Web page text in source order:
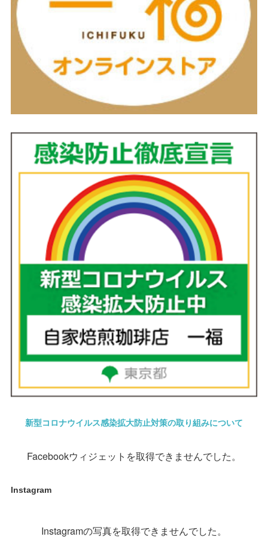
新型コロナウイルス感染拡大防止対策の取り組みについて
Facebookウィジェットを取得できませんでした。
Instagram
Instagramの写真を取得できませんでした。